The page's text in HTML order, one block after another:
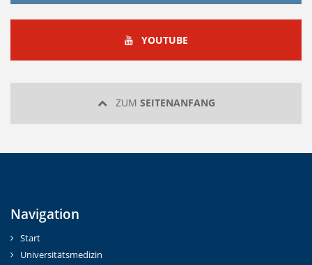
YOUTUBEYOUTUBE
ZUM SEITENANFANG
Navigation
Start
Universitätsmedizin